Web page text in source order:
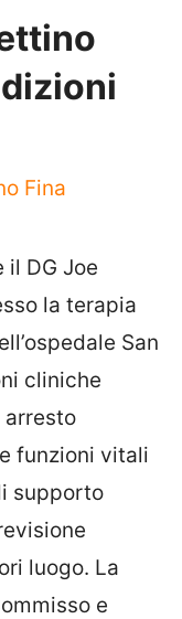
Fina
il DG Joe
la terapia
San
cliniche
arresto
funzioni vitali
supporto
luogo. La
e